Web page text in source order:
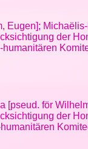
Eugen];
der
[pseud. för
der